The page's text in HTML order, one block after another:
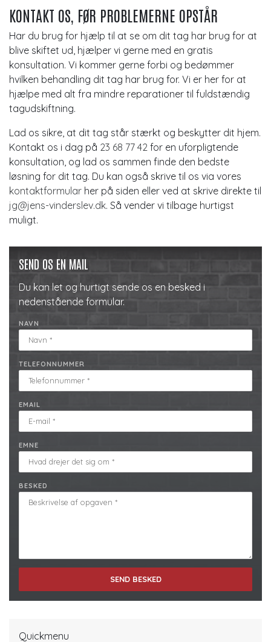
KONTAKT OS, FØR PROBLEMERNE OPSTÅR
Har du brug for hjælp til at se om dit tag har brug for at
blive skiftet ud, hjælper vi gerne med en gratis
konsultation. Vi kommer gerne forbi og bedømmer
hvilken behandling dit tag har brug for. Vi er her for at
hjælpe med alt fra mindre reparationer til fuldstændig
tagudskiftning.
Lad os sikre, at dit tag står stærkt og beskytter dit hjem.
Kontakt os i dag på 23 68 77 42 for en uforpligtende
konsultation, og lad os sammen finde den bedste
løsning for dit tag. Du kan også skrive til os via vores
kontaktformular her på siden eller ved at skrive direkte til
jg@jens-vinderslev.dk. Så vender vi tilbage hurtigst
muligt.
SEND OS EN MAIL
Du kan let og hurtigt sende os en besked i
nedenstående formular.
NAVN
TELEFONNUMMER
EMAIL
EMNE
BESKED
Quickmenu